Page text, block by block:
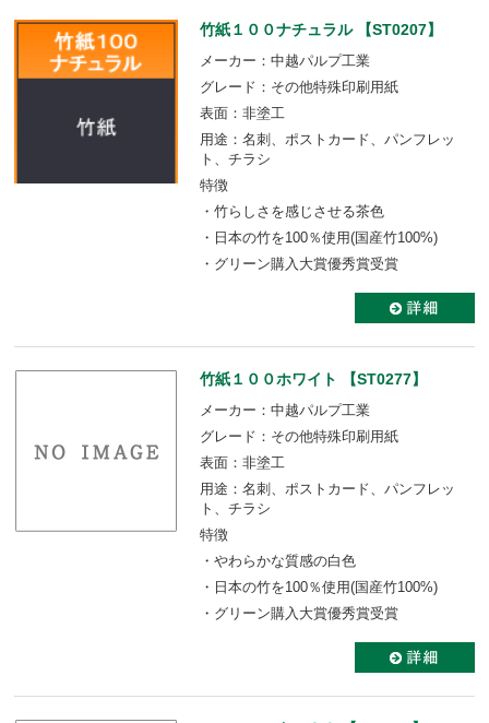
竹紙１００ナチュラル 【ST0207】
メーカー：中越パルプ工業
グレード：その他特殊印刷用紙
表面：非塗工
用途：名刺、ポストカード、パンフレッ
ト、チラシ
特徴
・竹らしさを感じさせる茶色
・日本の竹を100％使用(国産竹100%)
・グリーン購入大賞優秀賞受賞
竹紙１００ホワイト 【ST0277】
メーカー：中越パルプ工業
グレード：その他特殊印刷用紙
表面：非塗工
用途：名刺、ポストカード、パンフレッ
ト、チラシ
特徴
・やわらかな質感の白色
・日本の竹を100％使用(国産竹100%)
・グリーン購入大賞優秀賞受賞